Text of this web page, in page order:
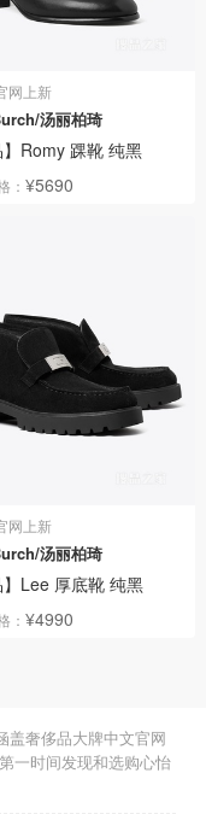
网上新
汤丽柏琦
】Romy 踝靴 纯黑
：¥5690
网上新
汤丽柏琦
】Lee 厚底靴 纯黑
：¥4990
盖奢侈品大牌中文官网
一时间发现和选购心怡